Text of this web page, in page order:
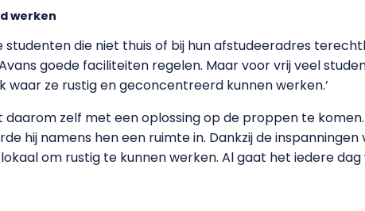
werken
studenten die niet thuis of bij hun afstudeeradres
goede faciliteiten regelen. Maar voor vrij veel
waar ze rustig en geconcentreerd kunnen werken.’
daarom zelf met een oplossing op de proppen te
hij namens hen een ruimte in. Dankzij de
om rustig te kunnen werken. Al gaat het iedere